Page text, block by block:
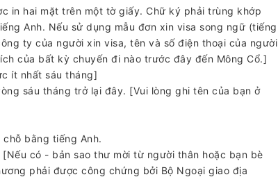
in hai mặt trên một tờ giấy. Chữ ký phải trùng khớp
Anh. Nếu sử dụng mẫu đơn xin visa song ngữ (tiếng
ty của người xin visa, tên và số điện thoại của người
của bất kỳ chuyến đi nào trước đây đến Mông Cổ.]
ít nhất sáu tháng]
sáu tháng trở lại đây. [Vui lòng ghi tên của bạn ở
bằng tiếng Anh.
có - bản sao thư mời từ người thân hoặc bạn bè
phải được công chứng bởi Bộ Ngoại giao địa